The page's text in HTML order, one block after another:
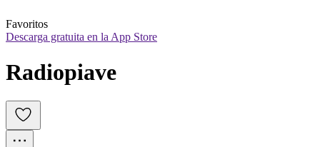
Favoritos
Descarga gratuita en la App Store
Radiopiave